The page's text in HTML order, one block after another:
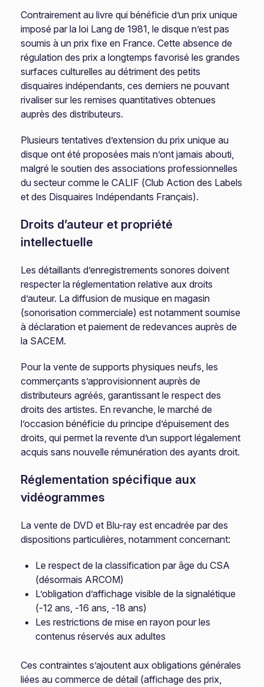
Contrairement au livre qui bénéficie d’un prix unique
imposé par la loi Lang de 1981, le disque n’est pas
soumis à un prix fixe en France. Cette absence de
régulation des prix a longtemps favorisé les grandes
surfaces culturelles au détriment des petits
disquaires indépendants, ces derniers ne pouvant
rivaliser sur les remises quantitatives obtenues
auprès des distributeurs.
Plusieurs tentatives d’extension du prix unique au
disque ont été proposées mais n’ont jamais abouti,
malgré le soutien des associations professionnelles
du secteur comme le CALIF (Club Action des Labels
et des Disquaires Indépendants Français).
Droits d’auteur et propriété
intellectuelle
Les détaillants d’enregistrements sonores doivent
respecter la réglementation relative aux droits
d’auteur. La diffusion de musique en magasin
(sonorisation commerciale) est notamment soumise
à déclaration et paiement de redevances auprès de
la SACEM.
Pour la vente de supports physiques neufs, les
commerçants s’approvisionnent auprès de
distributeurs agréés, garantissant le respect des
droits des artistes. En revanche, le marché de
l’occasion bénéficie du principe d’épuisement des
droits, qui permet la revente d’un support légalement
acquis sans nouvelle rémunération des ayants droit.
Réglementation spécifique aux
vidéogrammes
La vente de DVD et Blu-ray est encadrée par des
dispositions particulières, notamment concernant:
Le respect de la classification par âge du CSA
(désormais ARCOM)
L’obligation d’affichage visible de la signalétique
(-12 ans, -16 ans, -18 ans)
Les restrictions de mise en rayon pour les
contenus réservés aux adultes
Ces contraintes s’ajoutent aux obligations générales
liées au commerce de détail (affichage des prix,